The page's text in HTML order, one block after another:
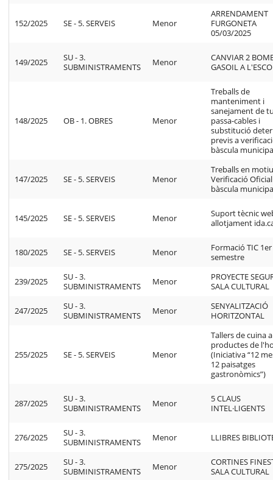
152/2025 SE - 5. SERVEIS Menor
ARRENDAMENT
FURGONETA
05/03/2025
149/2025
SU - 3.
SUBMINISTRAMENTS
Menor
CANVIAR 2
GASOIL A
148/2025 OB - 1. OBRES Menor
Treballs de
manteniment i
sanejament de
passa-cables i
substitució
previs a
bàscula
147/2025 SE - 5. SERVEIS Menor
Treballs en
Verificació
bàscula
145/2025 SE - 5. SERVEIS Menor
Suport tècnic
allotjament
180/2025 SE - 5. SERVEIS Menor
Formació TIC 1er
semestre
239/2025
SU - 3.
SUBMINISTRAMENTS
Menor
PROYECTE
SALA CULTURAL
247/2025
SU - 3.
SUBMINISTRAMENTS
Menor
SENYALITZACIÓ
HORITZONTAL
255/2025 SE - 5. SERVEIS Menor
Tallers de cuina
productes de
(Iniciativa “12
12 paisatges
gastronòmics”)
287/2025
SU - 3.
SUBMINISTRAMENTS
Menor
5 CLAUS
INTEL·LIGENTS
276/2025
SU - 3.
SUBMINISTRAMENTS
Menor LLIBRES
275/2025
SU - 3.
SUBMINISTRAMENTS
Menor
CORTINES
SALA CULTURAL